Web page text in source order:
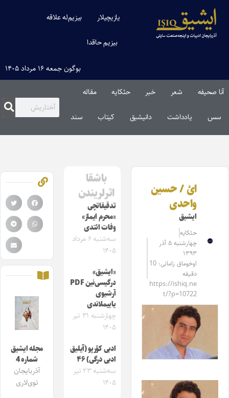
یازیچیلار بیزیم‌له علاقه
بیزیم حاقدا
بوگون جمعه ۱۶ مرداد ۱۴۰۵
آنا صحیفه شعر خبر حئکایه مقاله‌
سس یادداشت دانیشیق کیتاب سند
ائ / حسین
واحدی
ایشیق
حئکایه
چهارشنبه ۵ آذر
۱۳۹۳
اوخوماق زامانی: 10
دقیقه
https://ishiq.ne
t/?p=10722
باشقا
اثرلریندن
تدقیقاتچی
«محرم ایماز»
وفات ائتدی
سه‌شنبه ۶ مرداد
۱۴۰۵
«ایشیق»
درگیسی‌نین PDF
آرشیوی
یاییملاندی
چهارشنبه ۳۱ تیر
۱۴۰۵
ادبی کؤرپو (آیلیق
ادبی درگی) ۴۶
سه‌شنبه ۲۳ تیر
۱۴۰۵
مجله ایشیق
شماره 4
آذربایجان
توی‌لاری